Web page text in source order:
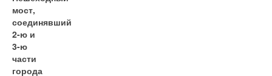
мост,
соединявший
2-ю и
3-ю
части
города